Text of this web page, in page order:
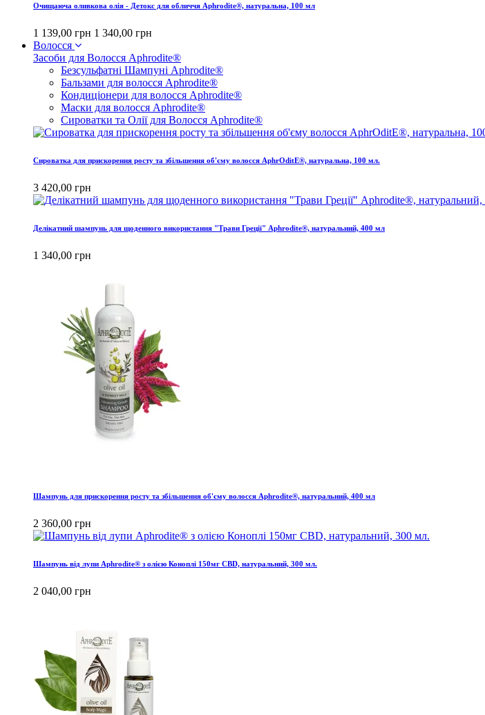
Очищаюча оливкова олія - Детокс для обличчя Aphrodite®, натуральна, 100 мл
1 139,00 грн 1 340,00 грн
Волосся
Засоби для Волосся Aphrodite®
Безсульфатні Шампуні Aphrodite®
Бальзами для волосся Aphrodite®
Кондиціонери для волосся Aphrodite®
Маски для волосся Aphrodite®
Сироватки та Олії для Волосся Aphrodite®
Сироватка для прискорення росту та збільшення об'єму волосся AphrOditE®, натуральна, 100 мл.
3 420,00 грн
Делікатний шампунь для щоденного використання "Трави Греції" Aphrodite®, натуральний, 400 мл
1 340,00 грн
Шампунь для прискорення росту та збільшення об'єму волосся Aphrodite®, натуральний, 400 мл
2 360,00 грн
Шампунь від лупи Aphrodite® з олією Коноплі 150мг CBD, натуральний, 300 мл.
2 040,00 грн